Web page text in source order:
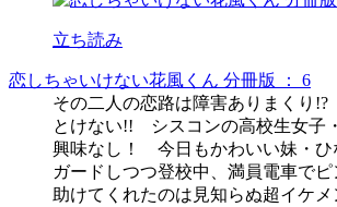
立ち読み
恋しちゃいけない花風くん 分冊版 ： 6
その二人の恋路は障害ありまくり
とけない!! シスコンの高校生女子
興味なし！ 今日もかわいい妹・ひ
ガードしつつ登校中、満員電車で
助けてくれたのは見知らぬ超イケ